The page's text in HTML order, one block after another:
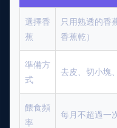
選擇香
蕉
只用熟透的香
香蕉乾）
準備方
式
去皮、切小塊
餵食頻
率
每月不超過一